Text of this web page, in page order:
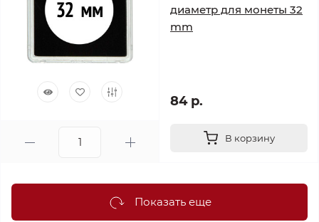
диаметр для монеты 32
mm
84 р.
В корзину
Показать еще